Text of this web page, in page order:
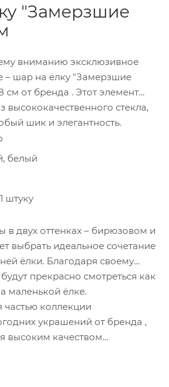
"Замерзшие
вниманию эксклюзивное
– шар на ёлку "Замерзшие
от бренда . Этот элемент
высококачественного стекла,
шик и элегантность.
белый
штуку
в двух оттенках – бирюзовом и
выбрать идеальное сочетание
ёлки. Благодаря своему
прекрасно смотреться как
маленькой ёлке.
частью коллекции
украшений от бренда ,
высоким качеством